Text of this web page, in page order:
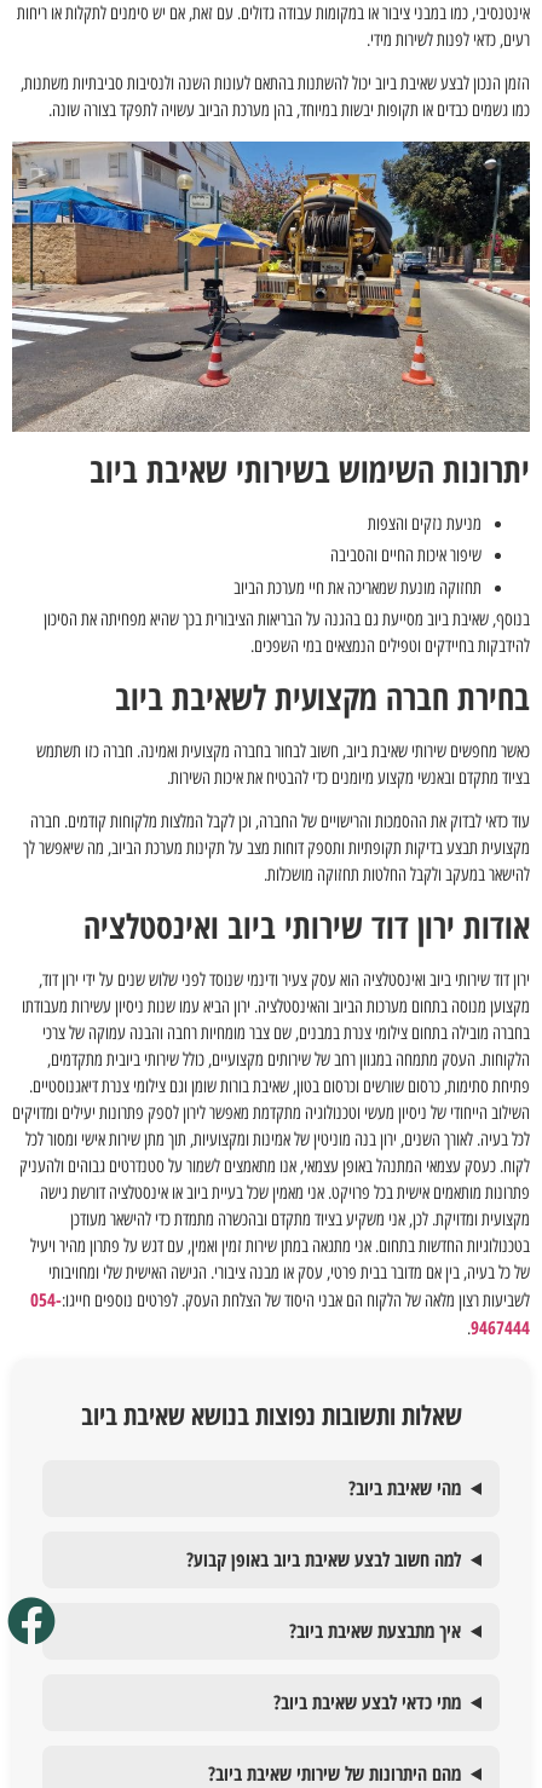
אינטנסיבי, כמו במבני ציבור או במקומות עבודה גדולים. עם זאת, אם יש סימנים לתקלות או ריחות
רעים, כדאי לפנות לשירות מידי.
הזמן הנכון לבצע שאיבת ביוב יכול להשתנות בהתאם לעונות השנה ולנסיבות סביבתיות משתנות,
כמו גשמים כבדים או תקופות יבשות במיוחד, בהן מערכת הביוב עשויה לתפקד בצורה שונה.
יתרונות השימוש בשירותי שאיבת ביוב
מניעת נזקים והצפות
שיפור איכות החיים והסביבה
תחזוקה מונעת שמאריכה את חיי מערכת הביוב
בנוסף, שאיבת ביוב מסייעת גם בהגנה על הבריאות הציבורית בכך שהיא מפחיתה את הסיכון
להידבקות בחיידקים וטפילים הנמצאים במי השפכים.
בחירת חברה מקצועית לשאיבת ביוב
כאשר מחפשים שירותי שאיבת ביוב, חשוב לבחור בחברה מקצועית ואמינה. חברה כזו תשתמש
בציוד מתקדם ובאנשי מקצוע מיומנים כדי להבטיח את איכות השירות.
עוד כדאי לבדוק את ההסמכות והרישויים של החברה, וכן לקבל המלצות מלקוחות קודמים. חברה
מקצועית תבצע בדיקות תקופתיות ותספק דוחות מצב על תקינות מערכת הביוב, מה שיאפשר לך
להישאר במעקב ולקבל החלטות תחזוקה מושכלות.
אודות ירון דוד שירותי ביוב ואינסטלציה
ירון דוד שירותי ביוב ואינסטלציה הוא עסק צעיר ודינמי שנוסד לפני שלוש שנים על ידי ירון דוד,
מקצוען מנוסה בתחום מערכות הביוב והאינסטלציה. ירון הביא עמו שנות ניסיון עשירות מעבודתו
בחברה מובילה בתחום צילומי צנרת במבנים, שם צבר מומחיות רחבה והבנה עמוקה של צרכי
הלקוחות. העסק מתמחה במגוון רחב של שירותים מקצועיים, כולל שירותי ביובית מתקדמים,
פתיחת סתימות, כרסום שורשים וכרסום בטון, שאיבת בורות שומן וגם צילומי צנרת דיאגנוסטיים.
השילוב הייחודי של ניסיון מעשי וטכנולוגיה מתקדמת מאפשר לירון לספק פתרונות יעילים ומדויקים
לכל בעיה. לאורך השנים, ירון בנה מוניטין של אמינות ומקצועיות, תוך מתן שירות אישי ומסור לכל
לקוח. כעסק עצמאי המתנהל באופן עצמאי, אנו מתאמצים לשמור על סטנדרטים גבוהים ולהעניק
פתרונות מותאמים אישית בכל פרויקט. אני מאמין שכל בעיית ביוב או אינסטלציה דורשת גישה
מקצועית ומדויקת. לכן, אני משקיע בציוד מתקדם ובהכשרה מתמדת כדי להישאר מעודכן
בטכנולוגיות החדשות בתחום. אני מתגאה במתן שירות זמין ואמין, עם דגש על פתרון מהיר ויעיל
של כל בעיה, בין אם מדובר בבית פרטי, עסק או מבנה ציבורי. הגישה האישית שלי ומחויבותי
לשביעות רצון מלאה של הלקוח הם אבני היסוד של הצלחת העסק. לפרטים נוספים חייגו:054-
9467444
.
שאלות ותשובות נפוצות בנושא שאיבת ביוב
מהי שאיבת ביוב?
למה חשוב לבצע שאיבת ביוב באופן קבוע?
איך מתבצעת שאיבת ביוב?
מתי כדאי לבצע שאיבת ביוב?
מהם היתרונות של שירותי שאיבת ביוב?